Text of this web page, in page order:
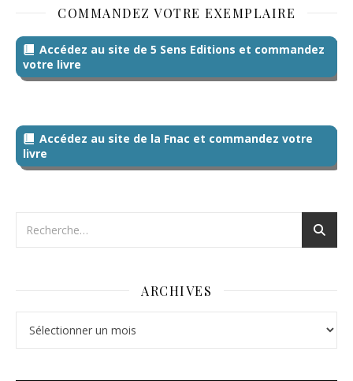
COMMANDEZ VOTRE EXEMPLAIRE
Accédez au site de 5 Sens Editions et commandez
votre livre
Accédez au site de la Fnac et commandez votre
livre
ARCHIVES